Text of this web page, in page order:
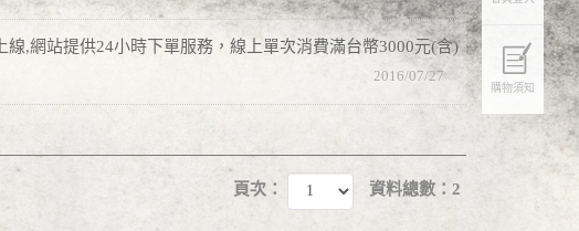
,網站提供24小時下單服務，線上單次消費滿台幣3000元(含)
2016/07/27
頁次： 資料總數：2
購物須知